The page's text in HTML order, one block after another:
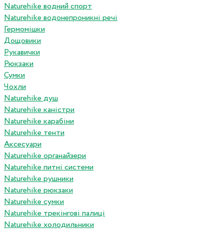
Naturehike водний спорт
Naturehike водонепроникні речі
Гермомішки
Дощовики
Рукавички
Рюкзаки
Сумки
Чохли
Naturehike душ
Naturehike каністри
Naturehike карабіни
Naturehike тенти
Аксесуари
Naturehike органайзери
Naturehike питні системи
Naturehike рушники
Naturehike рюкзаки
Naturehike сумки
Naturehike трекінгові палиці
Naturehike холодильники